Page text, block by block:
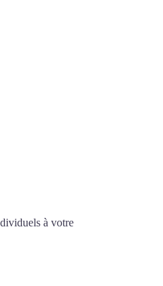
à votre